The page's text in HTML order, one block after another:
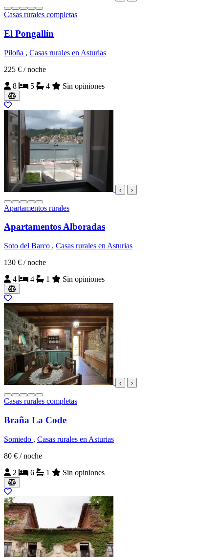
Casas rurales completas
El Pongallín
Piloña , Casas rurales en Asturias
225 € / noche
8
5 4 Sin opiniones
‹ ›
Apartamentos rurales
Apartamentos Alboradas
Soto del Barco , Casas rurales en Asturias
130 € / noche
4
4 1 Sin opiniones
‹ ›
Casas rurales completas
Braña La Code
Somiedo , Casas rurales en Asturias
80 € / noche
2
6 1 Sin opiniones